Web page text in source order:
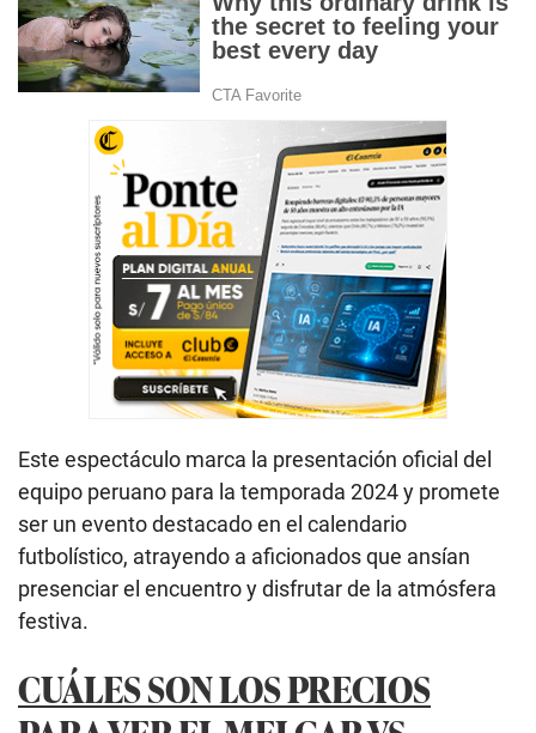
Este espectáculo marca la presentación oficial del
equipo peruano para la temporada 2024 y promete
ser un evento destacado en el calendario
futbolístico, atrayendo a aficionados que ansían
presenciar el encuentro y disfrutar de la atmósfera
festiva.
CUÁLES SON LOS PRECIOS